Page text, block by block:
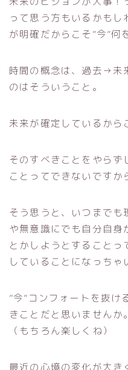
って思う方もいるかも
が明確だからこそ”今”何
時間の概念は、過去→未
のはそういうこと。
未来が確定しているから
そのすべきことをやらず
ことってできないですか
そう思うと、いつまでも
や無意識にでも自分自
とかしようとすること
していることになっちゃ
”今”コンフォートを抜け
きことだと思いませんか。
（もちろん楽しくね）
最近の心境の変化が大き